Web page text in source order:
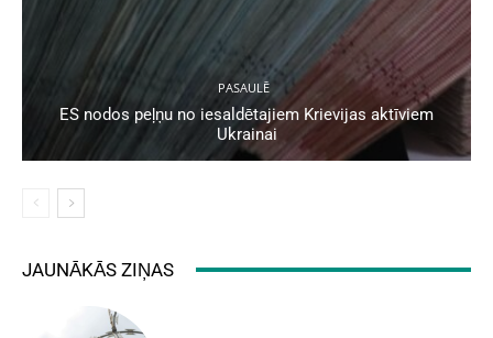
PASAULĒ
ES nodos peļņu no iesaldētajiem Krievijas aktīviem
Ukrainai
JAUNĀKĀS ZIŅAS